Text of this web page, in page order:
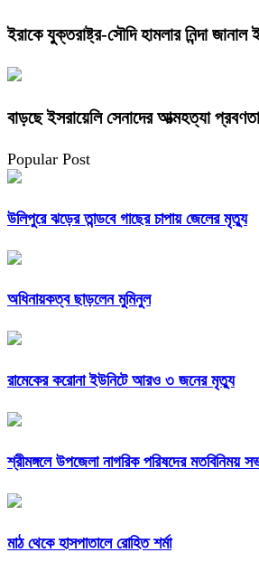
ইরাকে যুক্তরাষ্ট্র-সৌদি হামলার নিন্দা জানাল
বাড়ছে ইসরায়েলি সেনাদের আত্মহত্যা প্রবণতা
Popular Post
উলিপুরে ঝড়ের তান্ডবে গাছের চাপায় জেলের মৃত্যু
অধিনায়কত্ব ছাড়লেন মুমিনুল
রামেকের করোনা ইউনিটে আরও ৩ জনের মৃত্যু
শ্রীমঙ্গলে উপজেলা নাগরিক পরিষদের মতবিনিময়
মাঠ থেকে হাসপাতালে রোহিত শর্মা